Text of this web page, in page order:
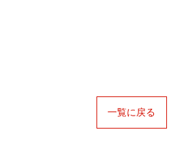
一覧に戻る